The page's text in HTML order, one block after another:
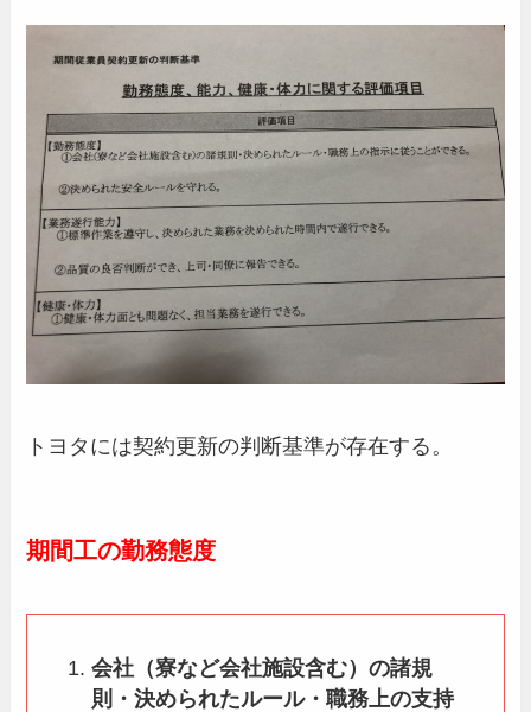
トヨタには契約更新の判断基準が存在する。
期間工の勤務態度
会社（寮など会社施設含む）の諸規
則・決められたルール・職務上の支持